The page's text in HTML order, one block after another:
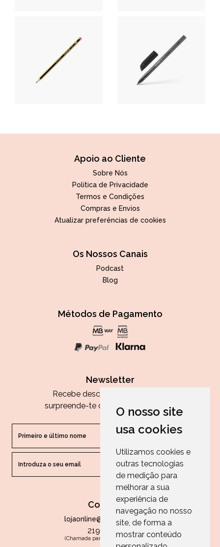
O nosso site
usa cookies
Utilizamos cookies e
outras tecnologias
de medição para
melhorar a sua
experiência de
navegação no nosso
site, de forma a
mostrar conteúdo
Apoio ao Cliente
Sobre Nós
Política de Privacidade
Termos e Condições
Compras e Envios
Atualizar preferências de cookies
Os Nossos Canais
Podcast
Blog
Métodos de Pagamento
Newsletter
Recebe descontos exclusivos e
surpreende-te com as nossas dicas.
ENVIAR
Contactos
lojaonline@paperandarts.pt
219 862 836
(Chamada para a rede fixa nacional)